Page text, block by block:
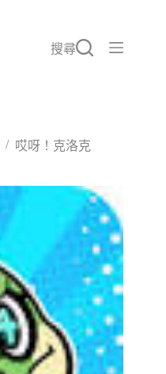
搜尋
/ 哎呀！克洛克